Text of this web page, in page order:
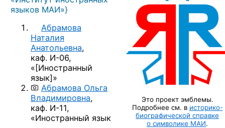
Это проект эмблемы.
Подробнее см. в историко-
биографической справке
о символике МАИ.
языков МАИ»}
Абрамова
Наталия
Анатольевна,
каф. И-06,
« [Иностранный
язык]»
Абрамова Ольга
Владимировна,
каф. И-11,
«Иностранный язык